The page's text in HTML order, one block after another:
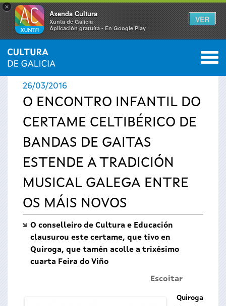
×
Axenda Cultura
Xunta de Galicia
Aplicación gratuíta - En Google Play
VER
Vostede
está
aquí
INICIO › ACTUALIDADE 0
26/03/2016
O ENCONTRO INFANTIL DO
CERTAME CELTIBÉRICO DE
BANDAS DE GAITAS
ESTENDE A TRADICIÓN
MUSICAL GALEGA ENTRE
OS MÁIS NOVOS
O conselleiro de Cultura e Educación
clausurou este certame, que tivo en
Quiroga, que tamén acolle a trixésimo
cuarta Feira do Viño
Escoitar
Quiroga